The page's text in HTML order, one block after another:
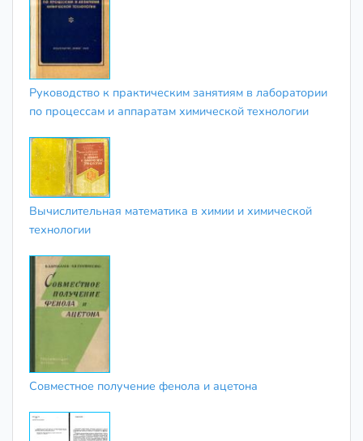
Руководство к практическим занятиям в лаборатории
по процессам и аппаратам химической технологии
Вычислительная математика в химии и химической
технологии
Совместное получение фенола и ацетона